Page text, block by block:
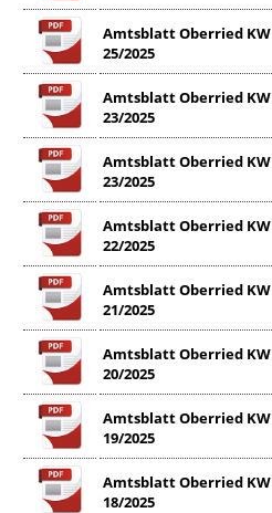
Amtsblatt Oberried KW
25/2025
Amtsblatt Oberried KW
23/2025
Amtsblatt Oberried KW
23/2025
Amtsblatt Oberried KW
22/2025
Amtsblatt Oberried KW
21/2025
Amtsblatt Oberried KW
20/2025
Amtsblatt Oberried KW
19/2025
Amtsblatt Oberried KW
18/2025